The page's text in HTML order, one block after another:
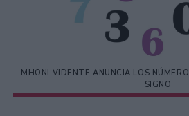
MHONI VIDENTE ANUNCIA LOS
SIGNO